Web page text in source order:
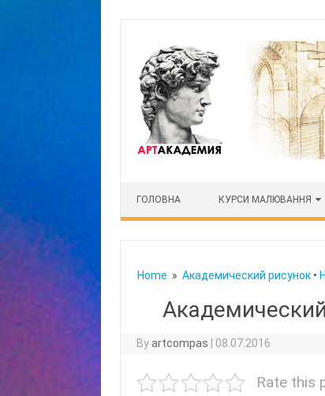
ГОЛОВНА КУРСИ МАЛЮВАННЯ
Home » Академический рисунок•
Byartcompas 08.07.2016
Rate this